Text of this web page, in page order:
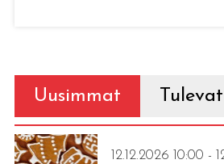
Uusimmat Tulevat
12.12.2026 10:00 -